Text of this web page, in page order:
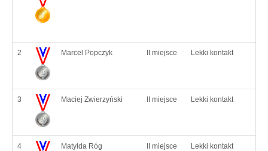
2 Marcel Popczyk II miejsce Lekki kontakt
3 Maciej Zwierzyński II miejsce Lekki kontakt
4 Matylda Róg II miejsce Lekki kontakt